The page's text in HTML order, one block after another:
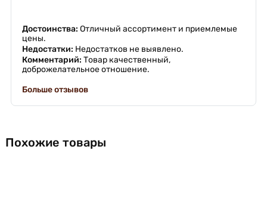
Достоинства: Отличный ассортимент и приемлемые
цены.
Недостатки: Недостатков не выявлено.
Комментарий: Товар качественный,
доброжелательное отношение.
Больше отзывов
Похожие товары